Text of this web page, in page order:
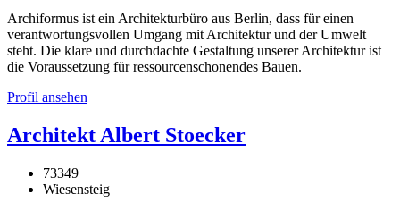
Archiformus ist ein Architekturbüro aus Berlin, dass für einen
verantwortungsvollen Umgang mit Architektur und der Umwelt
steht. Die klare und durchdachte Gestaltung unserer Architektur ist
die Voraussetzung für ressourcenschonendes Bauen.
Profil ansehen
Architekt Albert Stoecker
73349
Wiesensteig